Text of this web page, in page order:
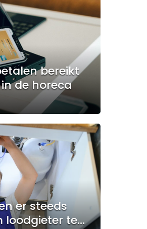
bereikt
de horeca
er steeds
loodgieter te